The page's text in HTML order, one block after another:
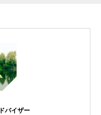
バイザー